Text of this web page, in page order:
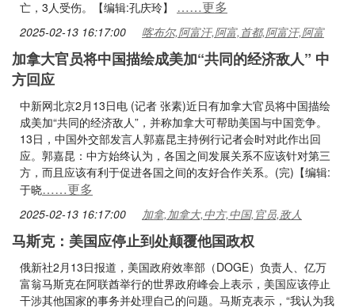
亡，3人受伤。【编辑:孔庆玲】 ……更多
2025-02-13 16:17:00 喀布尔,阿富汗,阿富,首都,阿富汗,阿富
加拿大官员将中国描绘成美加“共同的经济敌人” 中
方回应
中新网北京2月13日电 (记者 张素)近日有加拿大官员将中国描绘
成美加“共同的经济敌人”，并称加拿大可帮助美国与中国竞争。
13日，中国外交部发言人郭嘉昆主持例行记者会时对此作出回
应。郭嘉昆：中方始终认为，各国之间发展关系不应该针对第三
方，而且应该有利于促进各国之间的友好合作关系。(完)【编辑:
于晓……更多
2025-02-13 16:17:00 加拿,加拿大,中方,中国,官员,敌人
马斯克：美国应停止到处颠覆他国政权
俄新社2月13日报道，美国政府效率部（DOGE）负责人、亿万
富翁马斯克在阿联酋举行的世界政府峰会上表示，美国应该停止
干涉其他国家的事务并处理自己的问题。马斯克表示，“我认为我